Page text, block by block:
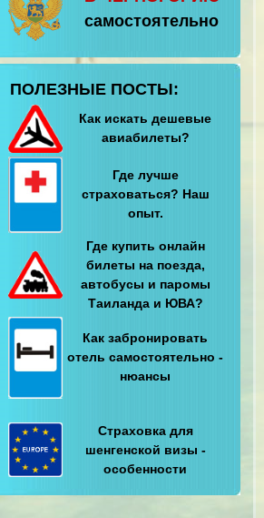
самостоятельно
ПОЛЕЗНЫЕ ПОСТЫ:
Как искать дешевые
авиабилеты?
Где лучше
страховаться? Наш
опыт.
Где купить онлайн
билеты на поезда,
автобусы и паромы
Таиланда и ЮВА?
Как забронировать
отель самостоятельно -
нюансы
Страховка для
шенгенской визы -
особенности